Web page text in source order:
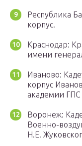
Республика
корпус.
Краснодар:
имени
Иваново:
корпус
академии
Воронеж:
Военно-
Н.Е.